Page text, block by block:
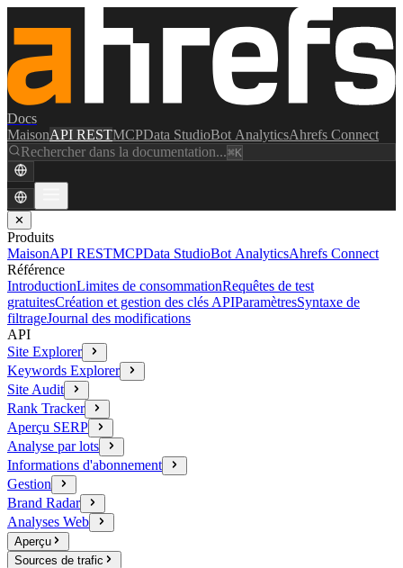
Docs
MaisonAPI RESTMCPData StudioBot AnalyticsAhrefs Connect
Rechercher dans la documentation...⌘K
✕
Produits
MaisonAPI RESTMCPData StudioBot AnalyticsAhrefs Connect
Référence
IntroductionLimites de consommationRequêtes de test
gratuitesCréation et gestion des clés APIParamètresSyntaxe de
filtrageJournal des modifications
API
Site Explorer
Keywords Explorer
Site Audit
Rank Tracker
Aperçu SERP
Analyse par lots
Informations d'abonnement
Gestion
Brand Radar
Analyses Web
Aperçu
Sources de trafic